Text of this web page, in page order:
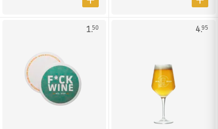
1.50 4.95